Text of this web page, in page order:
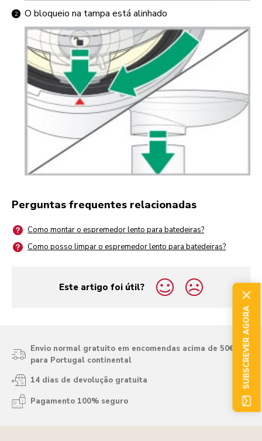
O bloqueio na tampa está alinhado
Perguntas frequentes relacionadas
Como montar o espremedor lento para batedeiras?
Como posso limpar o espremedor lento para batedeiras?
Este artigo foi útil?
yes
no
Envio normal gratuito em encomendas acima de 50€
para Portugal continental
14 dias de devolução gratuita
Pagamento 100% seguro
SUBSCREVER AGORA